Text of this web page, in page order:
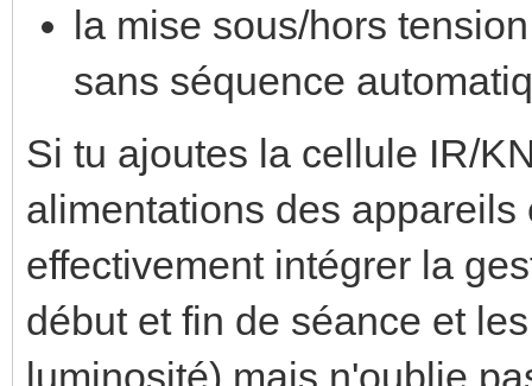
la mise sous/hors
sans séquence
Si tu ajoutes la cellule IR/
alimentations des
effectivement intégrer la
début et fin de séance et
luminosité) mais n'oublie